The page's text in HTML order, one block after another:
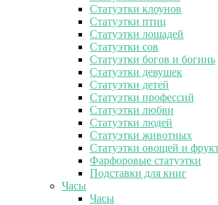
Статуэтки клоунов
Статуэтки птиц
Статуэтки лошадей
Статуэтки сов
Статуэтки богов и богинь
Статуэтки девушек
Статуэтки детей
Статуэтки профессий
Статуэтки любви
Статуэтки людей
Статуэтки животных
Статуэтки овощей и
Фарфоровые статуэтки
Подставки для книг
Часы
Часы